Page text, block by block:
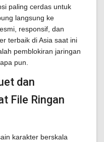
paling cerdas untuk
langsung ke
responsif, dan
terbaik di Asia saat ini
pemblokiran jaringan
pun.
dan
File Ringan
karakter berskala